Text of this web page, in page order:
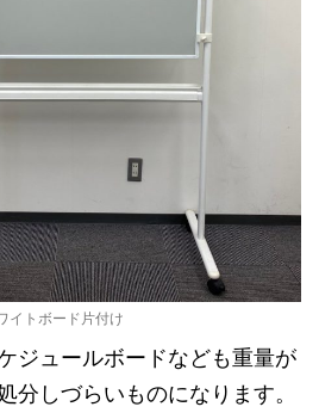
イトボード片付け
ジュールボードなども重量が
分しづらいものになります。